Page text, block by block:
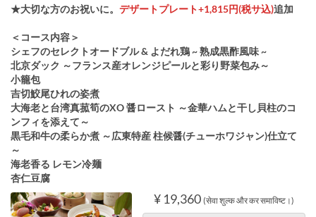
★大切な方のお祝いに。 デザートプレート+1,815円(税サ込)追加
＜コース内容＞
シェフのセレクトオードブル & よだれ鶏 ~ 熟成黒酢風味 ~
北京ダック ～フランス産オレンジピールと彩り野菜包み～
小籠包
吉切鮫尾ひれの姿煮
大海老と台湾真菰筍のXO 醤ロースト ～金華ハムと干し貝柱のコ
ンフィを添えて～
黒毛和牛の柔らか煮 ～広東特産 柱候醤(チューホワジャン)仕立て
～
海老香る レモン冷麺
杏仁豆腐
¥ 19,360 (सेवा शुल्क और कर समाविष्ट।)